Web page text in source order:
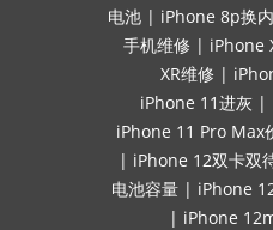
电池 | iPhone 8p换
手机维修 | iPhone
XR维修 |
iPhone 11进灰 |
iPhone 11 Pro Max
| iPhone 12双卡双
电池容量 | iPhone
| iPhone